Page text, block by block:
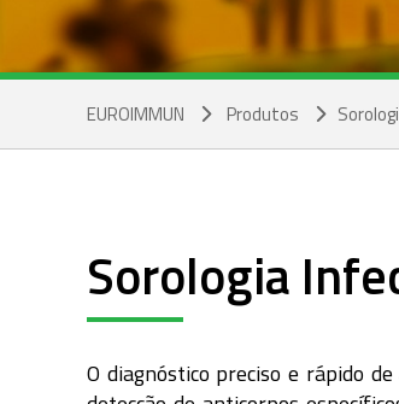
EUROIMMUN Produtos
Sorologia
O diagnóstico preciso e rápido